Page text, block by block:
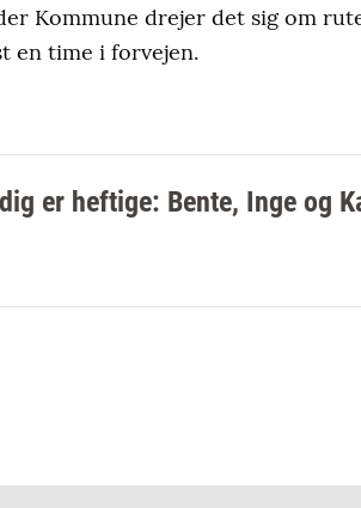
samarbejder også med
flere sig også af den til
Kommune drejer det sig om
en time i forvejen.
er heftige: Bente, Inge og